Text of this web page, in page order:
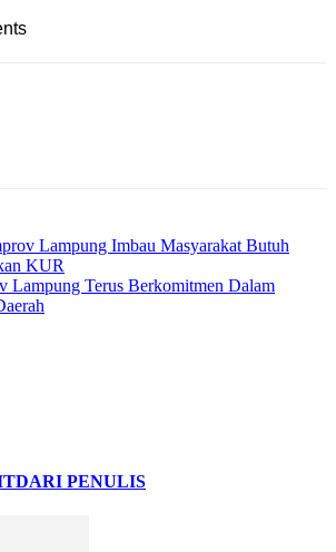
Lampung Imbau Masyarakat Butuh
KUR
Lampung Terus Berkomitmen Dalam
DARI PENULIS